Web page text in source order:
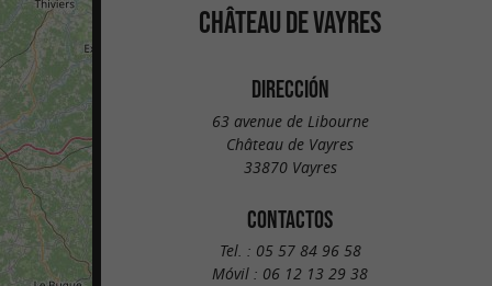
CHÂTEAU DE VAYRES
DIRECCIÓN
63 avenue de Libourne
Château de Vayres
33870 Vayres
CONTACTOS
Tel. : 05 57 84 96 58
Móvil : 06 12 13 29 38